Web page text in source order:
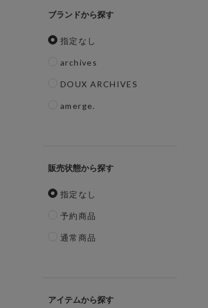
ブランド
指定なし
archives
DOUX ARCHIVES
amerge.
販売状態
指定なし
予約商品
通常商品
アイテム